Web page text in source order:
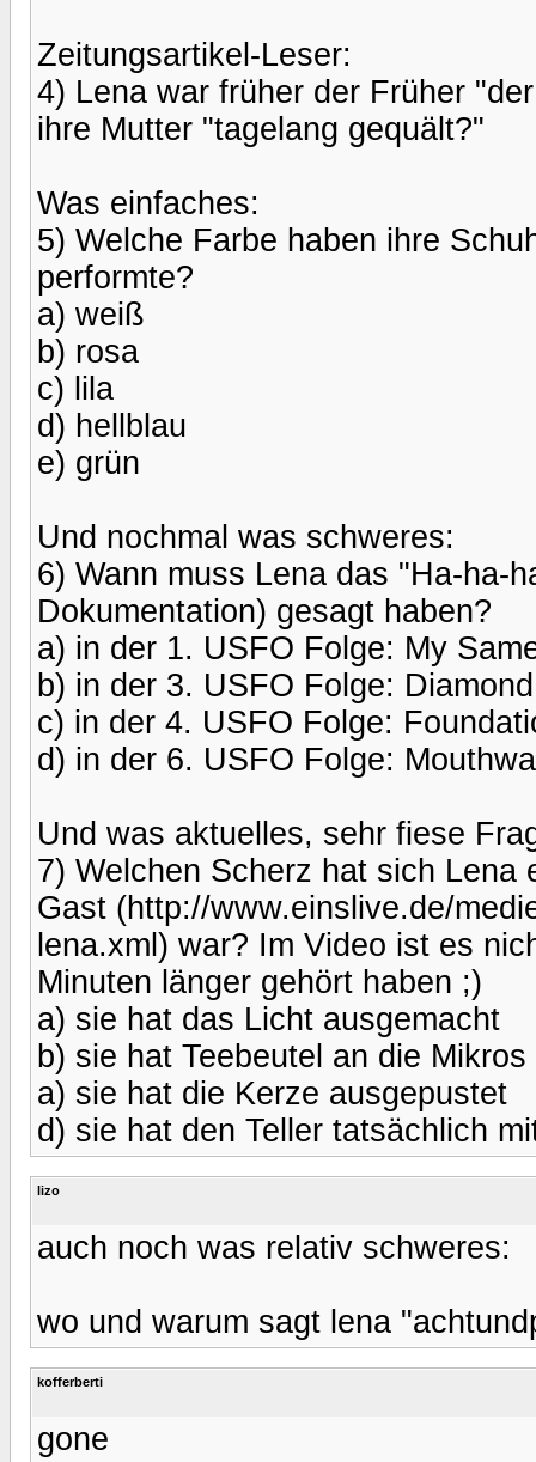
Zeitungsartikel-Leser:
4) Lena war früher der Früher
ihre Mutter "tagelang gequält?"
Was einfaches:
5) Welche Farbe haben ihre
performte?
a) weiß
b) rosa
c) lila
d) hellblau
e) grün
Und nochmal was schweres:
6) Wann muss Lena das "Ha-ha-
Dokumentation) gesagt haben?
a) in der 1. USFO Folge: My
b) in der 3. USFO Folge:
c) in der 4. USFO Folge:
d) in der 6. USFO Folge:
Und was aktuelles, sehr fiese
7) Welchen Scherz hat sich
Gast (http://www.einslive.de/
lena.xml) war? Im Video ist es
Minuten länger gehört haben ;)
a) sie hat das Licht ausgemacht
b) sie hat Teebeutel an die
a) sie hat die Kerze ausgepustet
d) sie hat den Teller tatsächlich
lizo
auch noch was relativ schweres:
wo und warum sagt lena
kofferberti
gone